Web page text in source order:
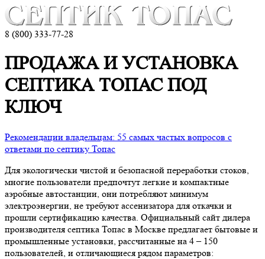
8 (800) 333-77-28
ПРОДАЖА И УСТАНОВКА
СЕПТИКА ТОПАС ПОД
КЛЮЧ
Рекомендации владельцам: 55 самых частых вопросов с
ответами по септику Топас
Для экологически чистой и безопасной переработки стоков,
многие пользователи предпочтут легкие и компактные
аэробные автостанции, они потребляют минимум
электроэнергии, не требуют ассенизатора для откачки и
прошли сертификацию качества. Официальный сайт дилера
производителя септика Топас в Москве предлагает бытовые и
промышленные установки, рассчитанные на 4 – 150
пользователей, и отличающиеся рядом параметров: